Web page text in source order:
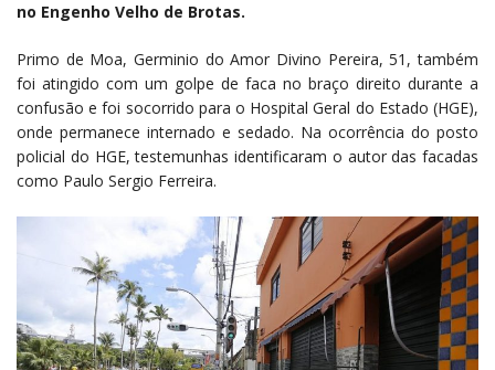
no Engenho Velho de Brotas.
Primo de Moa, Germinio do Amor Divino Pereira, 51, também
foi atingido com um golpe de faca no braço direito durante a
confusão e foi socorrido para o Hospital Geral do Estado (HGE),
onde permanece internado e sedado. Na ocorrência do posto
policial do HGE, testemunhas identificaram o autor das facadas
como Paulo Sergio Ferreira.